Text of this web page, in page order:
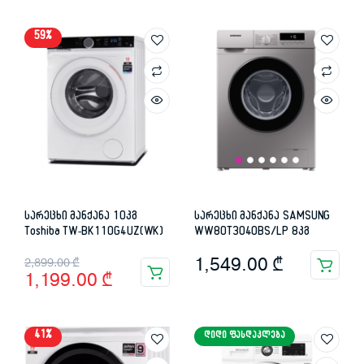
59%
სარეცხი მანქანა 10კგ
Toshiba TW-BK110G4UZ(WK)
2,899.00₾
Original
price
2,899.00 ₾.
1,199.00 ₾
Current
price
1,199.00 ₾.
სარეცხი მანქანა SAMSUNG
WW80T3040BS/LP 8კგ
1,549.00 ₾
41% ᲓᲘᲓᲘ ᲤᲐᲡᲓᲐᲙᲚᲔᲑᲐ